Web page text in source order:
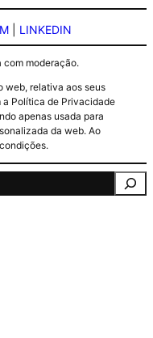
LINKEDIN
com moderação.
web, relativa aos seus
a Política de Privacidade
apenas usada para
da web. Ao